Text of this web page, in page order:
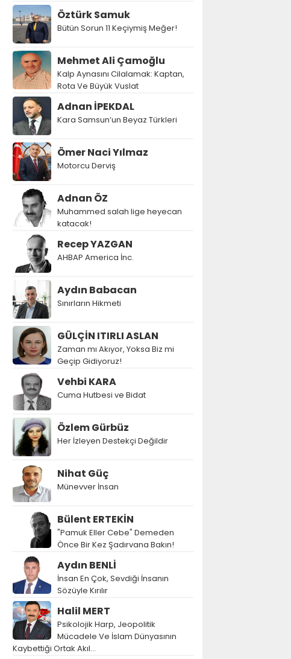
Öztürk Samuk
Bütün Sorun 11 Keçiymiş Meğer!
Mehmet Ali Çamoğlu
Kalp Aynasını Cilalamak: Kaptan,
Rota Ve Büyük Vuslat
Adnan İPEKDAL
Kara Samsun’un Beyaz Türkleri
Ömer Naci Yılmaz
Motorcu Derviş
Adnan ÖZ
Muhammed salah lige heyecan
katacak!
Recep YAZGAN
AHBAP America İnc.
Aydın Babacan
Sınırların Hikmeti
GÜLÇİN ITIRLI ASLAN
Zaman mı Akıyor, Yoksa Biz mi
Geçip Gidiyoruz!
Vehbi KARA
Cuma Hutbesi ve Bidat
Özlem Gürbüz
Her İzleyen Destekçi Değildir
Nihat Güç
Münevver İnsan
Bülent ERTEKİN
"Pamuk Eller Cebe" Demeden
Önce Bir Kez Şadırvana Bakın!
Aydın BENLİ
İnsan En Çok, Sevdiği İnsanın
Sözüyle Kırılır
Halil MERT
Psikolojik Harp, Jeopolitik
Mücadele Ve İslam Dünyasının
Kaybettiği Ortak Akıl…